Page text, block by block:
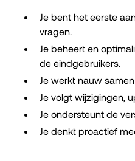
Je bent het eerste
vragen.
Je beheert en
de eindgebruikers.
Je werkt nauw
Je volgt wijzigingen,
Je ondersteunt de
Je denkt proactief